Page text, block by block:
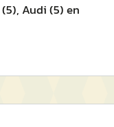
Audi (5) en